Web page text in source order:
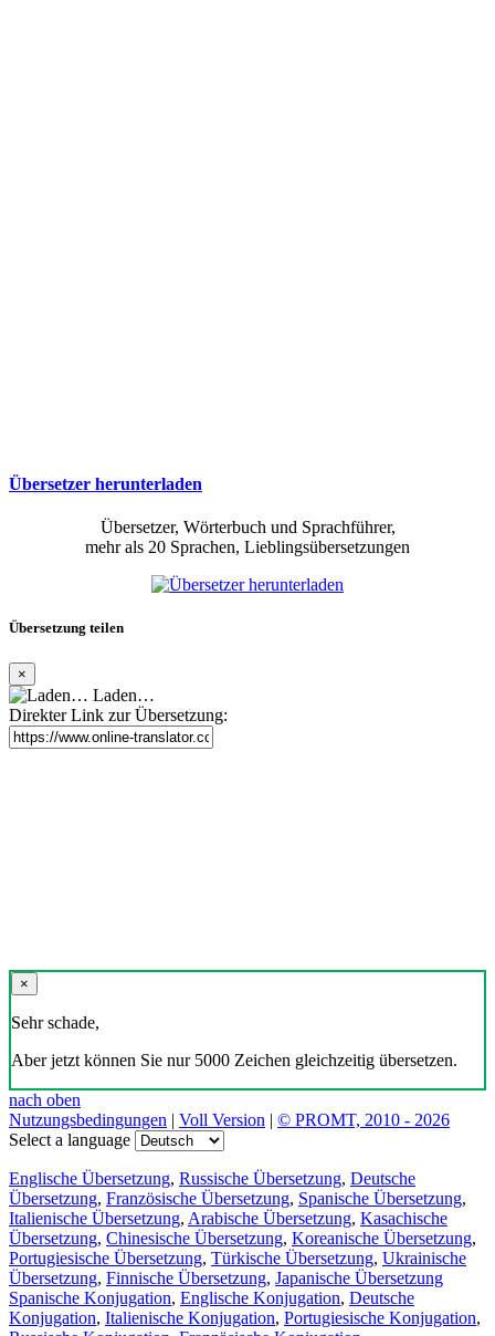
Übersetzer herunterladen
Übersetzer, Wörterbuch und Sprachführer,
mehr als 20 Sprachen, Lieblingsübersetzungen
Übersetzung teilen
×
Laden…
Direkter Link zur Übersetzung:
×
Sehr schade,
Aber jetzt können Sie nur 5000 Zeichen gleichzeitig übersetzen.
nach oben
Nutzungsbedingungen | Voll Version | © PROMT, 2010 - 2026
Select a language
Englische Übersetzung, Russische Übersetzung, Deutsche
Übersetzung, Französische Übersetzung, Spanische Übersetzung,
Italienische Übersetzung, Arabische Übersetzung, Kasachische
Übersetzung, Chinesische Übersetzung, Koreanische Übersetzung,
Portugiesische Übersetzung, Türkische Übersetzung, Ukrainische
Übersetzung, Finnische Übersetzung, Japanische Übersetzung
Spanische Konjugation, Englische Konjugation, Deutsche
Konjugation, Italienische Konjugation, Portugiesische Konjugation,